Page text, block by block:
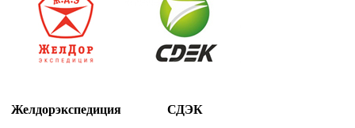
Желдорэкспедиция СДЭК